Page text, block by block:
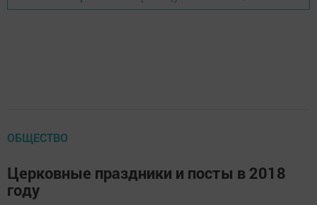
ОБЩЕСТВО
Церковные праздники и посты в 2018
году